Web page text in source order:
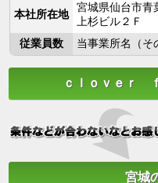
本社所在地
宮城県仙台市
上杉ビル２Ｆ
従業員数
当事業所名（そ
ｃｌｏｖｅｒ
宮城